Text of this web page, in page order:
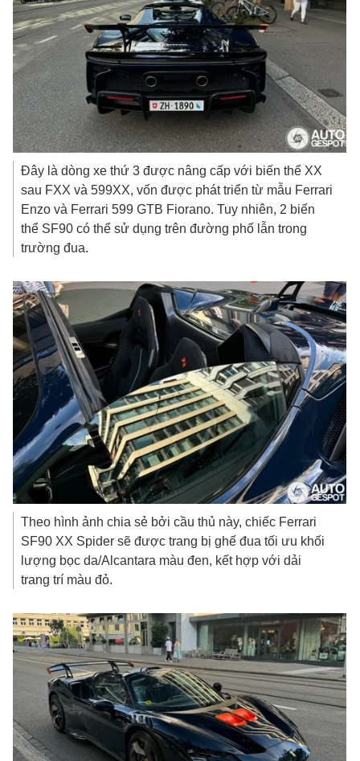
Đây là dòng xe thứ 3 được nâng cấp với biến thể XX
sau FXX và 599XX, vốn được phát triển từ mẫu Ferrari
Enzo và Ferrari 599 GTB Fiorano. Tuy nhiên, 2 biến
thể SF90 có thể sử dụng trên đường phố lẫn trong
trường đua.
Theo hình ảnh chia sẻ bởi cầu thủ này, chiếc Ferrari
SF90 XX Spider sẽ được trang bị ghế đua tối ưu khối
lượng bọc da/Alcantara màu đen, kết hợp với dải
trang trí màu đỏ.